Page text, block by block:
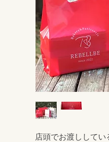
店頭でお渡ししてい